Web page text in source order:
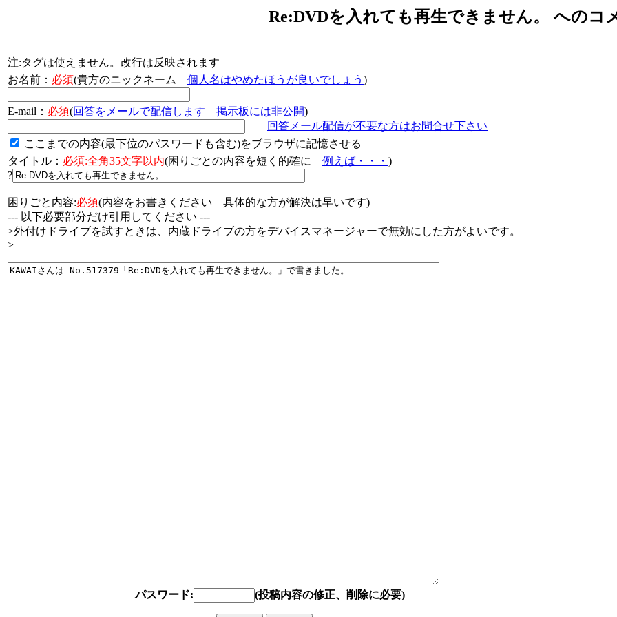
Re:DVDを入れても再生できません。 へのコ
注:タグは使えません。改行は反映されます
お名前： 必須(貴方のニックネーム 個人名はやめたほうが良いでしょう )
E-mail： 必須(回答をメールで配信します 掲示板には非公開)
回答メール配信が不要な方はお問合せ下さい
ここまでの内容(最下位のパスワードも含む)をブラウザに記憶させる
タイトル： 必須:全角35文字以内(困りごとの内容を短く的確に 例えば・・・ )
?
困りごと内容:必須(内容をお書きください 具体的な方が解決は早いです)
--- 以下必要部分だけ引用してください ---
>外付けドライブを試すときは、内蔵ドライブの方をデバイスマネージャーで無効にした方がよいです。
>
パスワード: (投稿内容の修正、削除に必要)